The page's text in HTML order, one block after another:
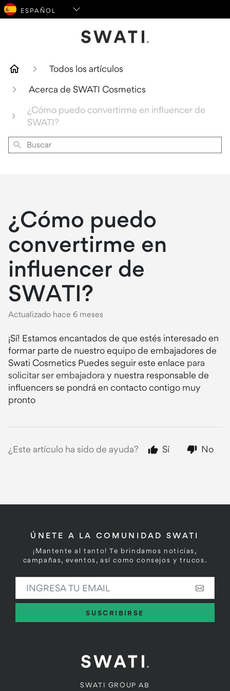
Todos los artículos
Acerca de SWATI Cosmetics
¿Cómo puedo convertirme en influencer de
SWATI?
Buscar
¿Cómo puedo
convertirme en
influencer de
SWATI?
Actualizado hace 6 meses
¡Sí! Estamos encantados de que estés interesado en
formar parte de nuestro equipo de embajadores de
Swati Cosmetics Puedes seguir este enlace para
solicitar ser embajadora y nuestra responsable de
influencers se pondrá en contacto contigo muy
pronto
¿Este artículo ha sido de ayuda? Sí No
SWATI GROUP AB
ÚNETE A LA COMUNIDAD SWATI
¡Mantente al tanto! Te brindamos noticias,
campañas, eventos, así como consejos y trucos.
SUSCRIBIRSE